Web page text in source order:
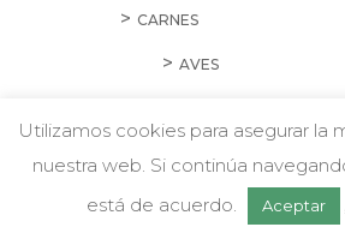
CARNES
AVES
CERDO
CORDERO Y CONEJO
w
Utilizamos cookies para asegurar la
nuestra web. Si continúa
está de acuerdo.
Aceptar